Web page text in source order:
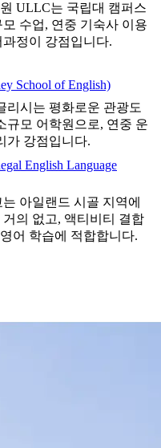
ULLC는 국립대 캠퍼스
수업, 연중 기숙사 이용
정이 강점입니다.
School of English)
리시는 평화로운 관광도
규모 어학원으로, 연중 운
가 강점입니다.
English Language
아일랜드 시골 지역에
의 없고, 액티비티 결합
어 학습에 적합합니다.